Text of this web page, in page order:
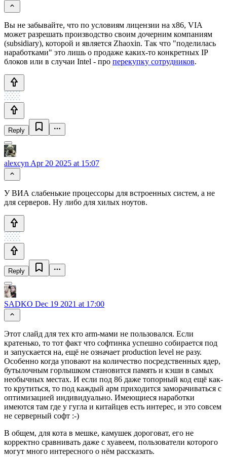
Вы не забывайте, что по условиям лицензии на x86, VIA
может разрешать производство своим дочерним компаниям
(subsidiary), которой и является Zhaoxin. Так что "поделилась
наработками" это лишь о продаже каких-то конкретных IP
блоков или в случаи Intel - про перекупку сотрудников.
Reply
alexcyn Apr 20 2025 at 15:07
У ВИА слабенькие процессоры для встроенных систем, а не
для серверов. Ну либо для хилых ноутов.
Reply
SADKO Dec 19 2021 at 17:00
Этот слайд для тех кто arm-мами не пользовался. Если
кратенько, то тот факт что софтинка успешно собирается под
и запускается на, ещё не означает production level не разу.
Особенно когда уповают на количество посредственных ядер,
бутылочным горлышком становится память и кэши в самых
необычных местах. И если под 86 даже топорный код ещё как-
то крутиться, то под каждый арм приходится заморачиваться с
оптимизацией индивидуально. Имеющиеся наработки
имеются там где у гугла и китайцев есть интерес, и это совсем
не серверный софт :-)
В общем, для кота в мешке, камушек дороговат, его не
корректно сравнивать даже с хуавеем, пользователи которого
могут много интересного о нём рассказать.